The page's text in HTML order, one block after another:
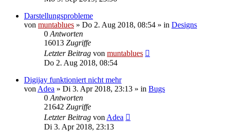
Darstellungsprobleme
von muntablues » Do 2. Aug 2018, 08:54 » in Designs
0 Antworten
16013 Zugriffe
Letzter Beitrag von muntablues
Do 2. Aug 2018, 08:54
Digijay funktioniert nicht mehr
von Adea » Di 3. Apr 2018, 23:13 » in Bugs
0 Antworten
21642 Zugriffe
Letzter Beitrag von Adea
Di 3. Apr 2018, 23:13